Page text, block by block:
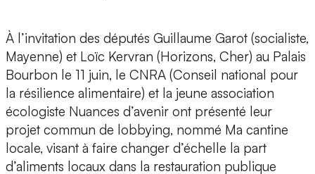
À l’invitation des députés Guillaume Garot (socialiste,
Mayenne) et Loïc Kervran (Horizons, Cher) au Palais
Bourbon le 11 juin, le CNRA (Conseil national pour
la résilience alimentaire) et la jeune association
écologiste Nuances d’avenir ont présenté leur
projet commun de lobbying, nommé Ma cantine
locale, visant à faire changer d’échelle la part
d’aliments locaux dans la restauration publique